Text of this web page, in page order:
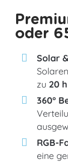
oder
Solar
zu 20
360°
RGB-
eine